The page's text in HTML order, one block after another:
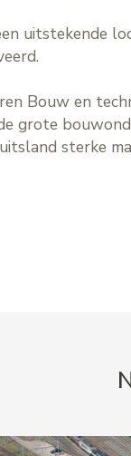
uitstekende
Bouw en
grote
sterke